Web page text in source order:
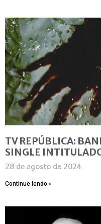
TV REPÚBLICA:
SINGLE
28 de agosto de 2024
Continue lendo »